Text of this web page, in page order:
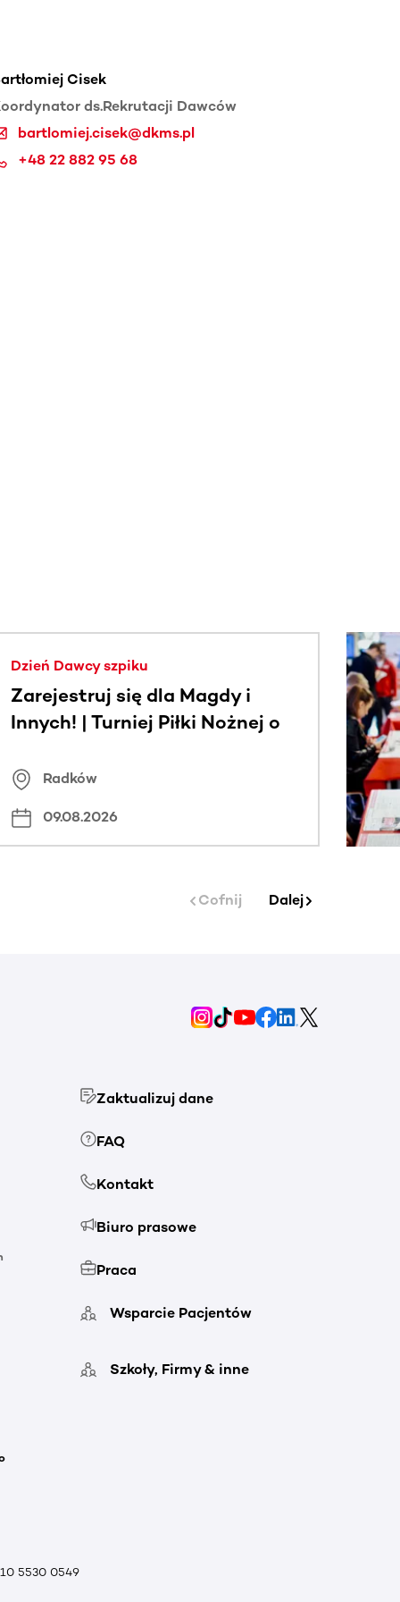
Cisek
ds.Rekrutacji Dawców
bartlomiej.cisek@dkms.pl
+48 22 882 95 68
Dzień Dawcy szpiku
Zarejestruj się dla Magdy i
Innych! | Turniej Piłki Nożnej o
Radków
09.08.2026
Cofnij Dalej
Zaktualizuj dane
FAQ
Kontakt
Biuro prasowe
Praca
Wsparcie Pacjentów
Szkoły, Firmy & inne
5530 0549